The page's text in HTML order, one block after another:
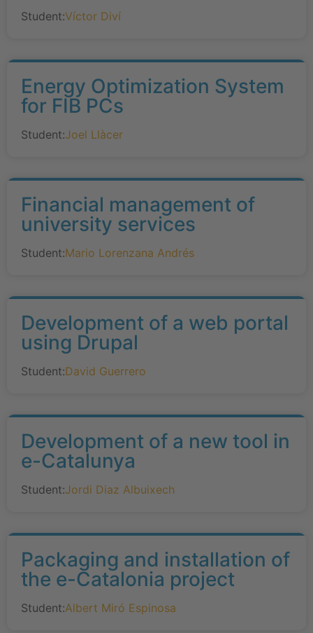
Student:Víctor Diví
Energy Optimization System
for FIB PCs
Student:Joel Llàcer
Financial management of
university services
Student:Mario Lorenzana Andrés
Development of a web portal
using Drupal
Student:David Guerrero
Development of a new tool in
e-Catalunya
Student:Jordi Diaz Albuixech
Packaging and installation of
the e-Catalonia project
Student:Albert Miró Espinosa